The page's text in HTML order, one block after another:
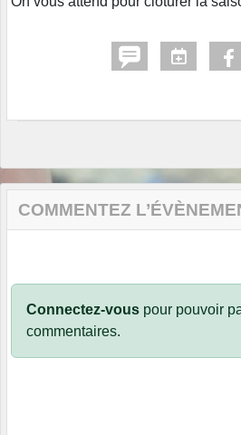
COMMENTEZ
Connectez-vous pour pouvoir
commentaires.